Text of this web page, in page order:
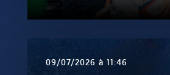
09/07/2026 à 11:46